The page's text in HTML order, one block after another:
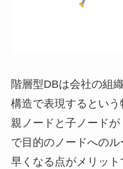
階層型DBは会社の組
構造で表現するとい
親ノードと子ノード
で目的のノードへの
早くなる点がメリット